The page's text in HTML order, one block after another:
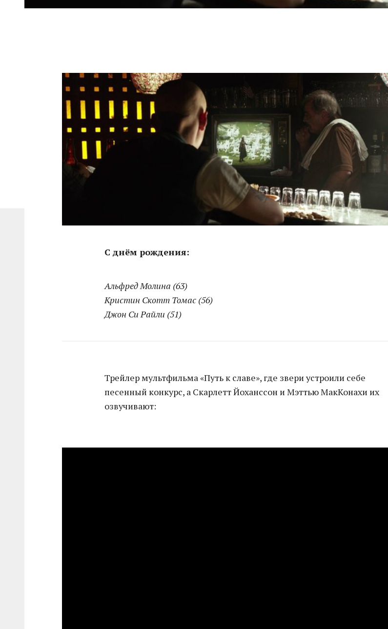
С днём рождения:
Альфред Молина (63)
Кристин Скотт Томас (56)
Джон Си Райли (51)
Трейлер мультфильма «Путь к славе», где звери устроили себе
песенный конкурс, а Скарлетт Йоханссон и Мэттью МакКонахи их
озвучивают: